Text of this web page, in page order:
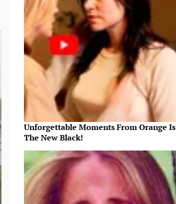
Unforgettable Moments From Orange Is
The New Black!